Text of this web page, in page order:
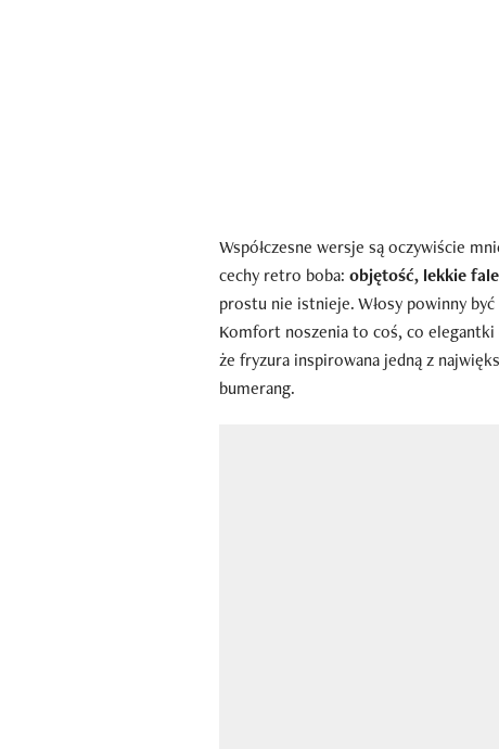
Współczesne wersje są oczywiście
cechy retro boba: objętość, lekkie
prostu nie istnieje. Włosy powinny
Komfort noszenia to coś, co elegantki
że fryzura inspirowana jedną z
bumerang.